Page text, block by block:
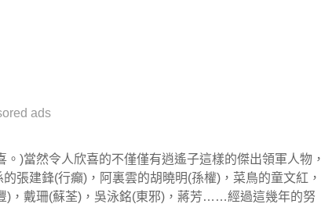
ads
)當然令人欣喜的不僅僅有逍遙子這樣的傑出領軍人物，
張建鋒(行癲)，阿裏雲的胡曉明(孫權)，菜鳥的童文紅，
)，戴珊(蘇荃)，吳泳銘(東邪)，蔣芳……經過這幾年的努